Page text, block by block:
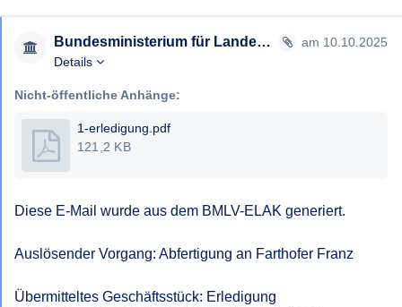
Bundesministerium für Landesverteidigung
am 10.10.2025
Details
Nicht-öffentliche Anhänge:
1-erledigung.pdf
121,2 KB
Diese E-Mail wurde aus dem BMLV-ELAK generiert.
Auslösender Vorgang: Abfertigung an Farthofer Franz
Übermitteltes Geschäftsstück: Erledigung